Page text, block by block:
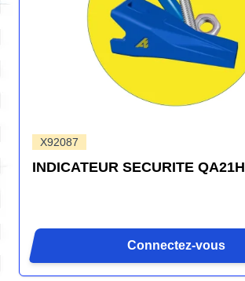
X92087
INDICATEUR SECURITE QA21H
Connectez-vous